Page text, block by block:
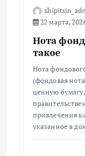
22 марта,
Нота
такое
Нота
(фондовая
ценную
привлечения
указанное в